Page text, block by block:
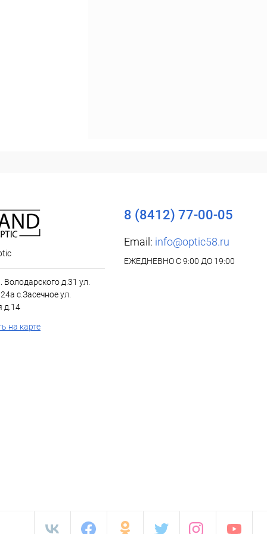
Володарского д.31 ул.
с.Засечное ул.
д.14
на карте
8 (8412) 77-00-05
Email: info@optic58.ru
ЕЖЕДНЕВНО С 9:00 ДО 19:00